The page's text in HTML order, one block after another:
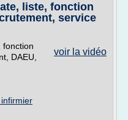
liste, fonction
service
voir la vidéo
fonction
DAEU,